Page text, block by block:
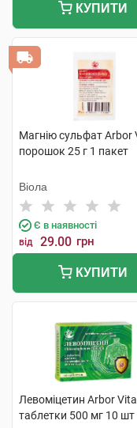
КУПИТИ
Магнію сульфат Arbor
порошок 25 г 1 пакет
Віола
Є в наявності
від 29.00 грн
КУПИТИ
Левоміцетин Arbor
таблетки 500 мг 10 шт